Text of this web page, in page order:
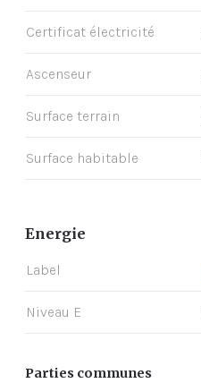
Certificat électricité
Ascenseur
Surface terrain
Surface habitable
Energie
Label
Niveau E
Parties communes